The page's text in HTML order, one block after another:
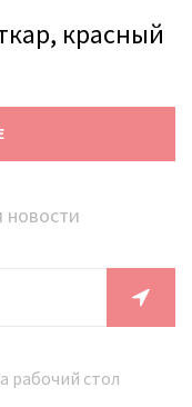
красный
рабочий стол